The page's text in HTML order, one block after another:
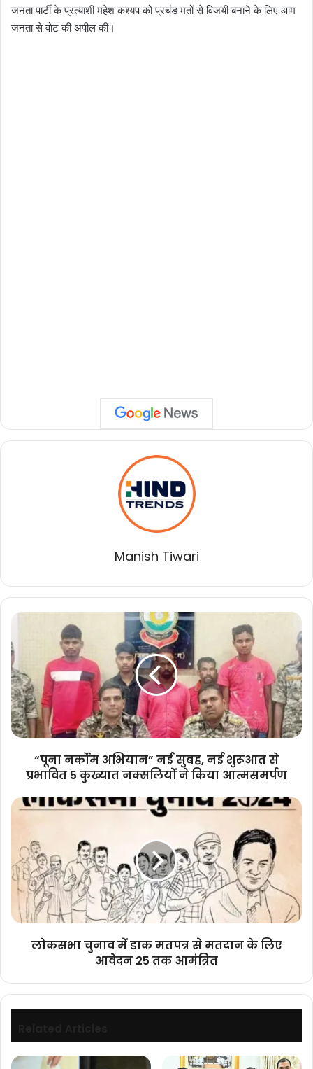
जनता पार्टी के प्रत्याशी महेश कश्यप को प्रचंड मतों से विजयी बनाने के लिए आम
जनता से वोट की अपील की।
Manish Tiwari
अभियान”
नई
सुबह,
नई
शुरूआत
से
प्रभावित
नक्सलियों
किया
“पूना नर्कोम अभियान” नई सुबह, नई शुरूआत से
प्रभावित 5 कुख्यात नक्सलियों ने किया आत्मसमर्पण
लोकसभा
डाक
मतपत्र
से
मतदान
लिए
लोकसभा चुनाव में डाक मतपत्र से मतदान के लिए
आवेदन 25 तक आमंत्रित